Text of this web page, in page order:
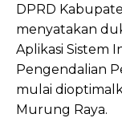
DPRD
menyatakan
Aplikasi Sistem
Pengendalian
mulai
Murung Raya.